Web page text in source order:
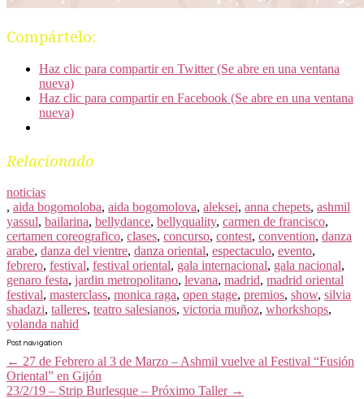
Compártelo:
Haz clic para compartir en Twitter (Se abre en una ventana
nueva)
Haz clic para compartir en Facebook (Se abre en una ventana
nueva)
Relacionado
noticias
, aida bogomoloba, aida bogomolova, aleksei, anna chepets, ashmil
yassul, bailarina, bellydance, bellyquality, carmen de francisco,
certamen coreografico, clases, concurso, contest, convention, danza
arabe, danza del vientre, danza oriental, espectaculo, evento,
febrero, festival, festival oriental, gala internacional, gala nacional,
genaro festa, jardin metropolitano, levana, madrid, madrid oriental
festival, masterclass, monica raga, open stage, premios, show, silvia
shadazi, talleres, teatro salesianos, victoria muñoz, whorkshops,
yolanda nahid
Post navigation
← 27 de Febrero al 3 de Marzo – Ashmil vuelve al Festival “Fusión
Oriental” en Gijón
23/2/19 – Strip Burlesque – Próximo Taller →